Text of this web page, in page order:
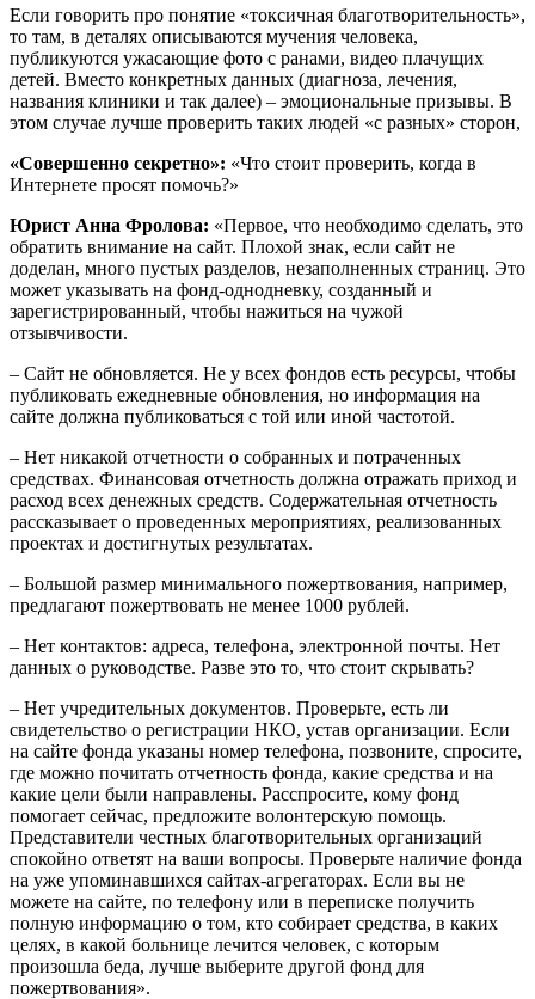
Если говорить про понятие «токсичная благотворительность»,
то там, в деталях описываются мучения человека,
публикуются ужасающие фото с ранами, видео плачущих
детей. Вместо конкретных данных (диагноза, лечения,
названия клиники и так далее) – эмоциональные призывы. В
этом случае лучше проверить таких людей «с разных» сторон,
«Совершенно секретно»: «Что стоит проверить, когда в
Интернете просят помочь?»
Юрист Анна Фролова: «Первое, что необходимо сделать, это
обратить внимание на сайт. Плохой знак, если сайт не
доделан, много пустых разделов, незаполненных страниц. Это
может указывать на фонд-однодневку, созданный и
зарегистрированный, чтобы нажиться на чужой
отзывчивости.
– Сайт не обновляется. Не у всех фондов есть ресурсы, чтобы
публиковать ежедневные обновления, но информация на
сайте должна публиковаться с той или иной частотой.
– Нет никакой отчетности о собранных и потраченных
средствах. Финансовая отчетность должна отражать приход и
расход всех денежных средств. Содержательная отчетность
рассказывает о проведенных мероприятиях, реализованных
проектах и достигнутых результатах.
– Большой размер минимального пожертвования, например,
предлагают пожертвовать не менее 1000 рублей.
– Нет контактов: адреса, телефона, электронной почты. Нет
данных о руководстве. Разве это то, что стоит скрывать?
– Нет учредительных документов. Проверьте, есть ли
свидетельство о регистрации НКО, устав организации. Если
на сайте фонда указаны номер телефона, позвоните, спросите,
где можно почитать отчетность фонда, какие средства и на
какие цели были направлены. Расспросите, кому фонд
помогает сейчас, предложите волонтерскую помощь.
Представители честных благотворительных организаций
спокойно ответят на ваши вопросы. Проверьте наличие фонда
на уже упоминавшихся сайтах-агрегаторах. Если вы не
можете на сайте, по телефону или в переписке получить
полную информацию о том, кто собирает средства, в каких
целях, в какой больнице лечится человек, с которым
произошла беда, лучше выберите другой фонд для
пожертвования».